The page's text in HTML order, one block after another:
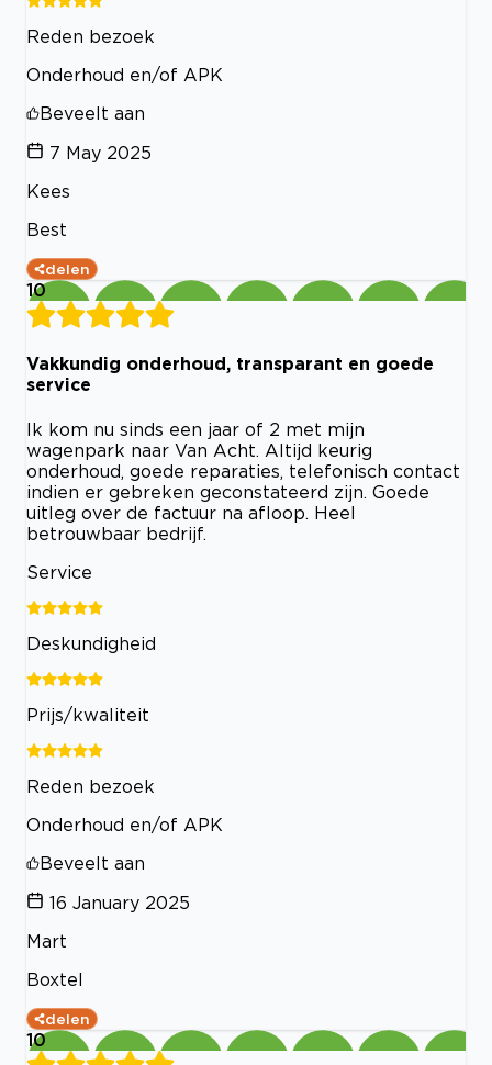
Reden bezoek
Onderhoud en/of APK
Beveelt aan
7 May 2025
Kees
Best
delen
10
Vakkundig onderhoud, transparant en goede
service
Ik kom nu sinds een jaar of 2 met mijn
wagenpark naar Van Acht. Altijd keurig
onderhoud, goede reparaties, telefonisch contact
indien er gebreken geconstateerd zijn. Goede
uitleg over de factuur na afloop. Heel
betrouwbaar bedrijf.
Service
Deskundigheid
Prijs/kwaliteit
Reden bezoek
Onderhoud en/of APK
Beveelt aan
16 January 2025
Mart
Boxtel
delen
10